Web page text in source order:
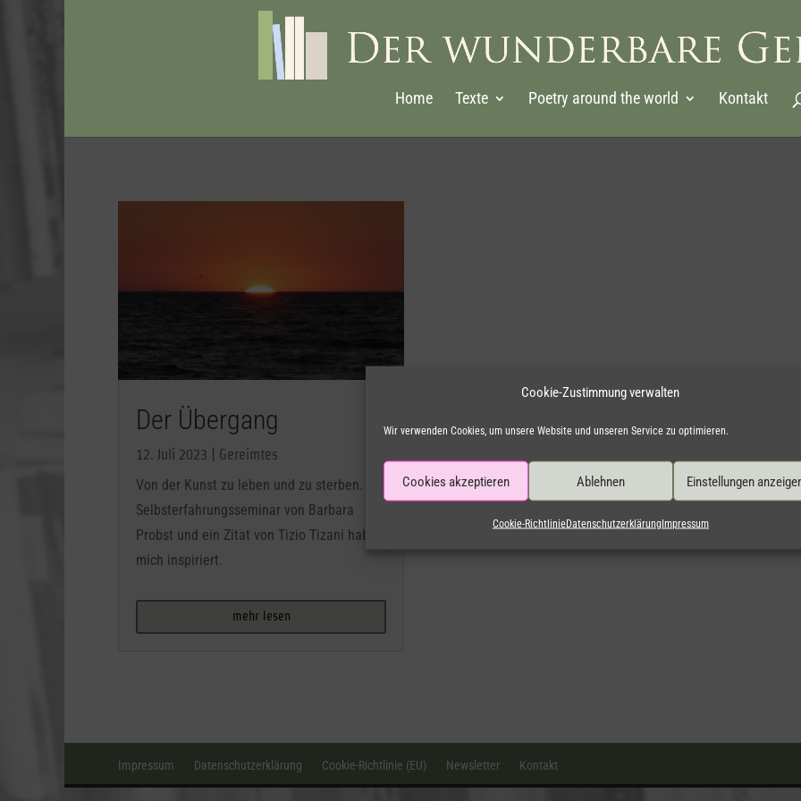
Cookie-Zustimmung verwalten
Wir verwenden Cookies, um unsere Website und unseren Service zu optimieren.
Cookies akzeptieren Ablehnen Einstellungen
Cookie-RichtlinieDatenschutzerklärungImpressum
Home Texte Poetry around the world Kontakt
Der Übergang
12. Juli 2023 Gereimtes
Von der Kunst zu leben und zu sterben. Ein
Selbsterfahrungsseminar von Barbara
Probst und ein Zitat von Tizio Tizani haben
mich inspiriert.
mehr lesen
Impressum Datenschutzerklärung Cookie-Richtlinie (EU) Newsletter Kontakt